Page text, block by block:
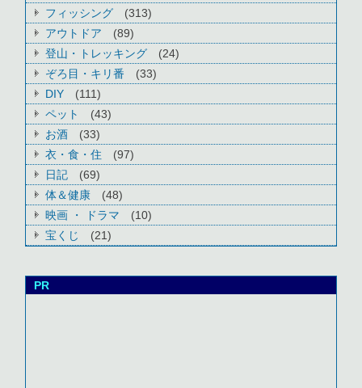
フィッシング
(313)
アウトドア
(89)
登山・トレッキング
(24)
ぞろ目・キリ番
(33)
DIY
(111)
ペット
(43)
お酒
(33)
衣・食・住
(97)
日記
(69)
体＆健康
(48)
映画 ・ ドラマ
(10)
宝くじ
(21)
PR